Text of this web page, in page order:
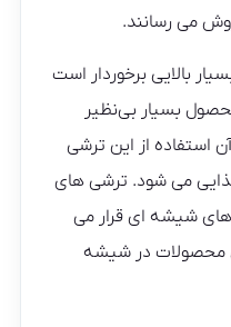
می رسانند.
بالایی برخوردار است
بسیار بی‌نظیر
استفاده از این ترشی
می شود. ترشی های
های شیشه ای قرار می
محصولات در شیشه